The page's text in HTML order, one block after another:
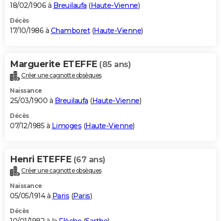
18/02/1906 à Breuilaufa (Haute-Vienne)
Décès
17/10/1986 à Chamboret(Haute-Vienne)
Marguerite ETEFFE (85 ans)
Créer une cagnotte obsèques
Naissance
25/03/1900 à Breuilaufa (Haute-Vienne)
Décès
07/12/1985 à Limoges (Haute-Vienne)
Henri ETEFFE (67 ans)
Créer une cagnotte obsèques
Naissance
05/05/1914 à Paris (Paris)
Décès